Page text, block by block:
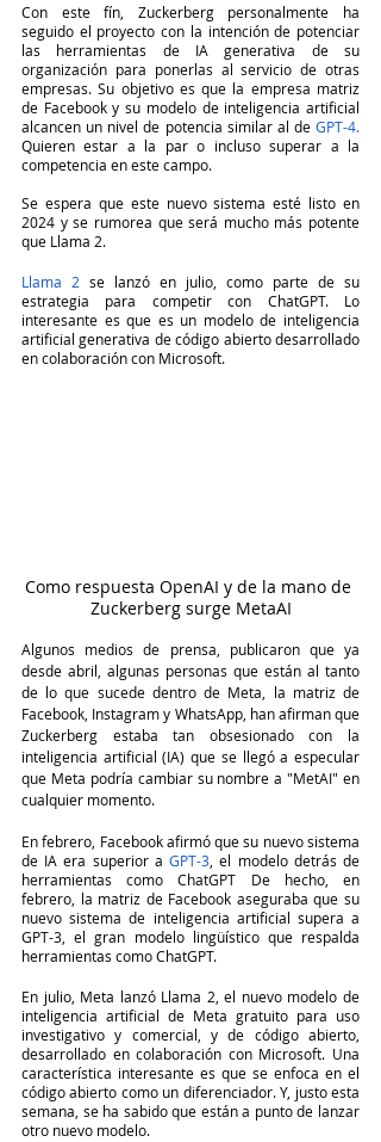
Con este fín, Zuckerberg personalmente ha
seguido el proyecto con la intención de potenciar
las herramientas de IA generativa de su
organización para ponerlas al servicio de otras
empresas. Su objetivo es que la empresa matriz
de Facebook y su modelo de inteligencia artificial
alcancen un nivel de potencia similar al de GPT-4.
Quieren estar a la par o incluso superar a la
competencia en este campo.
Se espera que este nuevo sistema esté listo en
2024 y se rumorea que será mucho más potente
que Llama 2.
Llama 2 se lanzó en julio, como parte de su
estrategia para competir con ChatGPT. Lo
interesante es que es un modelo de inteligencia
artificial generativa de código abierto desarrollado
en colaboración con Microsoft.
Como respuesta OpenAI y de la mano de
Zuckerberg surge MetaAI
Algunos medios de prensa, publicaron que ya
desde abril, algunas personas que están al tanto
de lo que sucede dentro de Meta, la matriz de
Facebook, Instagram y WhatsApp, han afirman que
Zuckerberg estaba tan obsesionado con la
inteligencia artificial (IA) que se llegó a especular
que Meta podría cambiar su nombre a "MetAI" en
cualquier momento.
En febrero, Facebook afirmó que su nuevo sistema
de IA era superior a GPT-3, el modelo detrás de
herramientas como ChatGPT De hecho, en
febrero, la matriz de Facebook aseguraba que su
nuevo sistema de inteligencia artificial supera a
GPT-3, el gran modelo lingüístico que respalda
herramientas como ChatGPT.
En julio, Meta lanzó Llama 2, el nuevo modelo de
inteligencia artificial de Meta gratuito para uso
investigativo y comercial, y de código abierto,
desarrollado en colaboración con Microsoft. Una
característica interesante es que se enfoca en el
código abierto como un diferenciador. Y, justo esta
semana, se ha sabido que están a punto de lanzar
otro nuevo modelo.